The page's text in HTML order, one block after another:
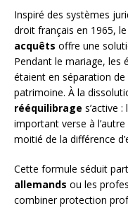
Inspiré des systèmes
droit français en 1965,
acquêts offre une
Pendant le mariage, les
étaient en séparation
patrimoine. À la
rééquilibrage s’active
important verse à
moitié de la différence
Cette formule séduit
allemands ou les
combiner protection